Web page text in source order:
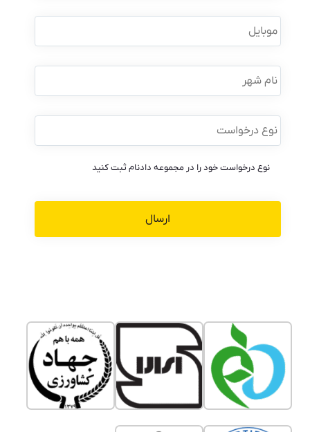
موبایل *
نام
شهر
نوع
درخواست *
نوع درخواست خود را در مجموعه دادنام ثبت کنید